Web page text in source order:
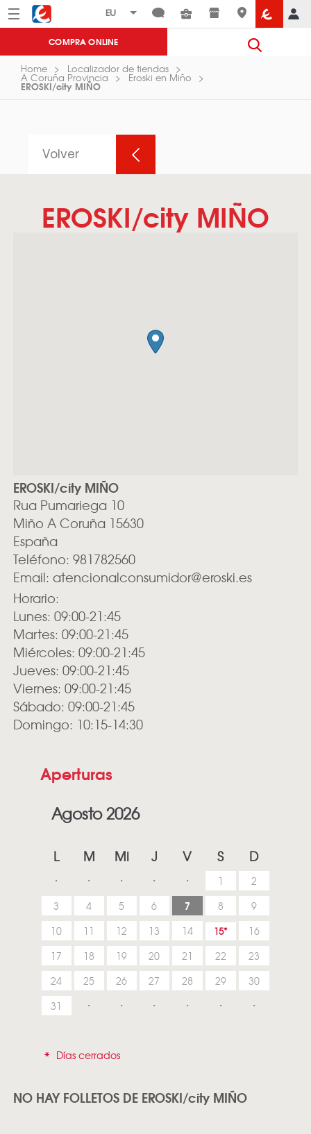
Menú Eroski
COMPRA ONLINE
Home Localizador de tiendas
A Coruña Provincia Eroski en Miño
EROSKI/city MIÑO
Volver
EROSKI/city MIÑO
EROSKI/city MIÑO
Rua Pumariega 10
Miño A Coruña 15630
España
Teléfono: 981782560
Email: atencionalconsumidor@eroski.es
Horario:
Lunes: 09:00-21:45
Martes: 09:00-21:45
Miércoles: 09:00-21:45
Jueves: 09:00-21:45
Viernes: 09:00-21:45
Sábado: 09:00-21:45
Domingo: 10:15-14:30
Aperturas
Agosto 2026
L M Mi J V S D
1
2
3
4 5 6 7 8
9
10
11 12 13 14 15
16
17
18 19 20 21 22
23
24
25 26 27 28 29
30
31
* Días cerrados
NO HAY FOLLETOS DE EROSKI/city MIÑO